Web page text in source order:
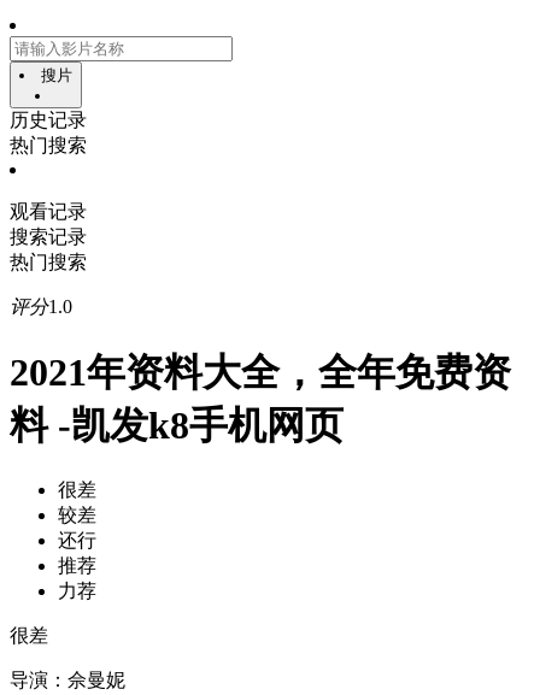
搜片
历史记录
热门搜索
观看记录
搜索记录
热门搜索
评分1.0
2021年资料大全，全年免费资
料 -凯发k8手机网页
很差
较差
还行
推荐
力荐
很差
导演： 佘曼妮